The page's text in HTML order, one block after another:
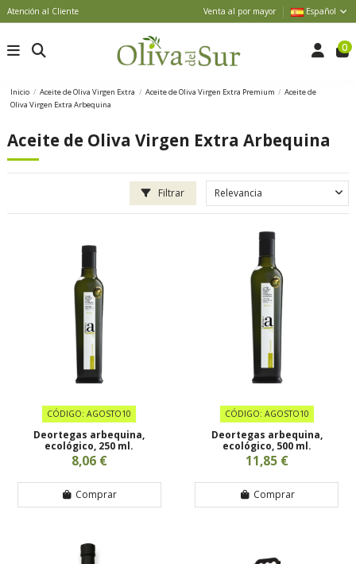
Atención al Cliente Venta al por mayor Español
0
Inicio Aceite de Oliva Virgen Extra Aceite de Oliva Virgen Extra Premium
Aceite de
Oliva Virgen Extra Arbequina
Aceite de Oliva Virgen Extra Arbequina
Filtrar
CÓDIGO: AGOSTO10
Deortegas arbequina,
ecológico, 250 ml.
8,06 €
Comprar
CÓDIGO: AGOSTO10
Deortegas arbequina,
ecológico, 500 ml.
11,85 €
Comprar